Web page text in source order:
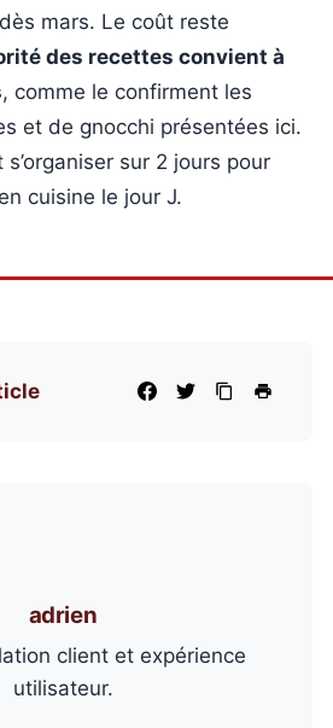
mars. Le coût reste
des recettes convient à
, comme le confirment les
et de gnocchi présentées ici.
sur 2 jours pour
cuisine le jour J.
adrien
client et expérience
utilisateur.